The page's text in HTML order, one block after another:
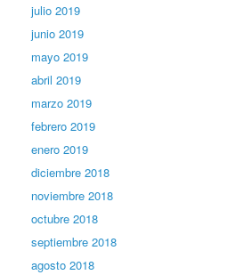
julio 2019
junio 2019
mayo 2019
abril 2019
marzo 2019
febrero 2019
enero 2019
diciembre 2018
noviembre 2018
octubre 2018
septiembre 2018
agosto 2018